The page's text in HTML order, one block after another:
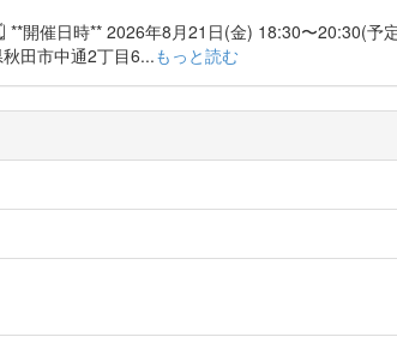
開催日時** 2026年8月21日(金) 18:30〜20:30(予
田市中通2丁目6...もっと読む